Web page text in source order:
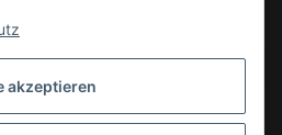
akzeptieren
widerrufen